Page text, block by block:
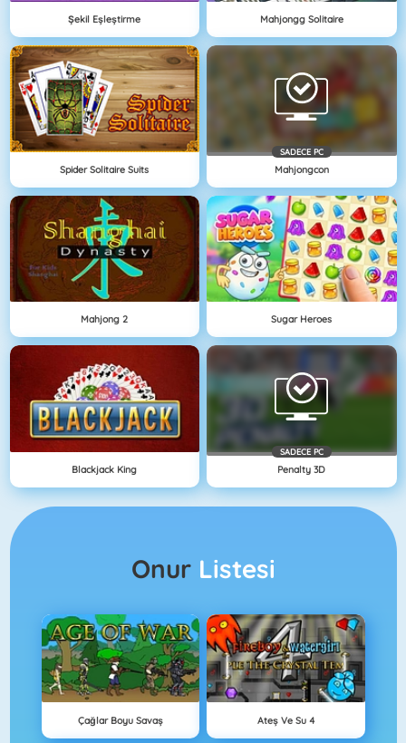
Şekil Eşleştirme Mahjongg Solitaire
Spider Solitaire Suits
SADECE PC
Mahjongcon
Mahjong 2 Sugar Heroes
Blackjack King
SADECE PC
Penalty 3D
Onur Listesi
Çağlar Boyu Savaş Ateş Ve Su 4